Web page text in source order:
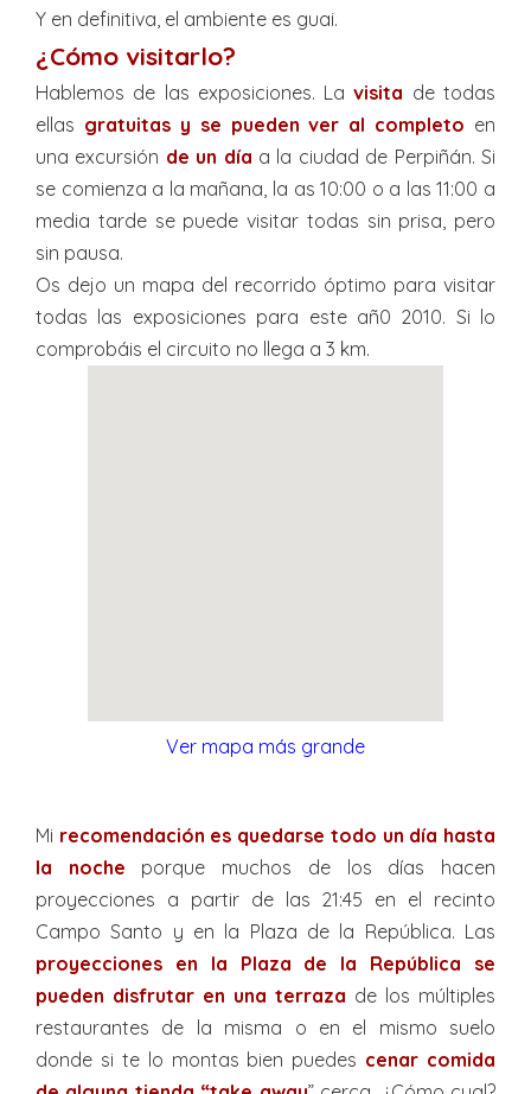
Y en definitiva, el ambiente es guai.
¿Cómo visitarlo?
Hablemos de las exposiciones. Lavisita de todas
ellas gratuitas y se pueden ver al completo en
una excursión de un día a la ciudad de Perpiñán. Si
se comienza a la mañana, la as 10:00 o a las 11:00 a
media tarde se puede visitar todas sin prisa, pero
sin pausa.
Os dejo un mapa del recorrido óptimo para visitar
todas las exposiciones para este añ0 2010. Si lo
comprobáis el circuito no llega a 3 km.
Ver mapa más grande
Mi recomendación es quedarse todo un día hasta
la noche porque muchos de los días hacen
proyecciones a partir de las 21:45 en el recinto
Campo Santo y en la Plaza de la República. Las
proyecciones en la Plaza de la República se
pueden disfrutar en una terraza de los múltiples
restaurantes de la misma o en el mismo suelo
donde si te lo montas bien puedes cenar comida